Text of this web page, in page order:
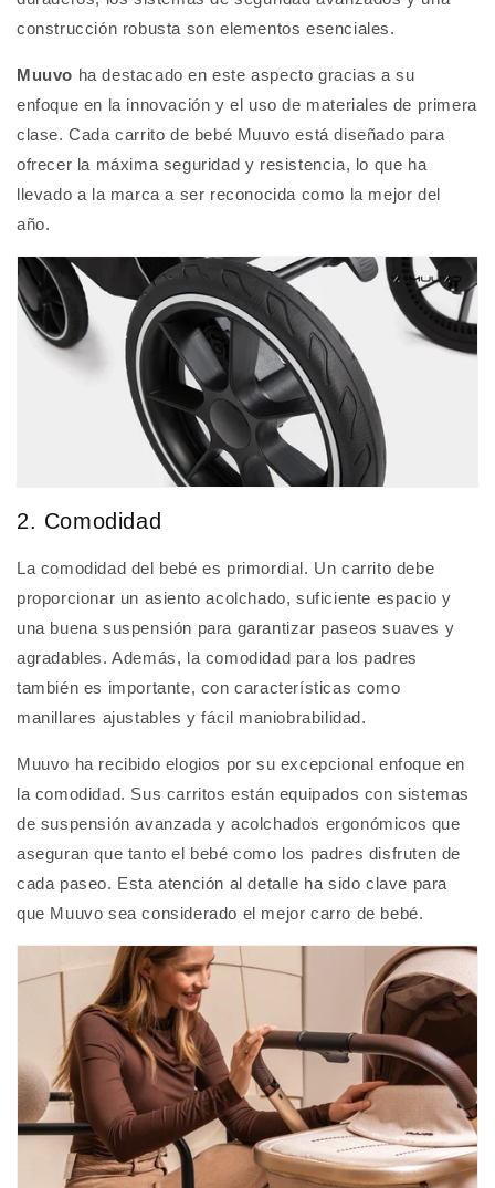
construcción robusta son elementos esenciales.
Muuvo ha destacado en este aspecto gracias a su
enfoque en la innovación y el uso de materiales de primera
clase. Cada carrito de bebé Muuvo está diseñado para
ofrecer la máxima seguridad y resistencia, lo que ha
llevado a la marca a ser reconocida como la mejor del
año.
2. Comodidad
La comodidad del bebé es primordial. Un carrito debe
proporcionar un asiento acolchado, suficiente espacio y
una buena suspensión para garantizar paseos suaves y
agradables. Además, la comodidad para los padres
también es importante, con características como
manillares ajustables y fácil maniobrabilidad.
Muuvo ha recibido elogios por su excepcional enfoque en
la comodidad. Sus carritos están equipados con sistemas
de suspensión avanzada y acolchados ergonómicos que
aseguran que tanto el bebé como los padres disfruten de
cada paseo. Esta atención al detalle ha sido clave para
que Muuvo sea considerado el mejor carro de bebé.